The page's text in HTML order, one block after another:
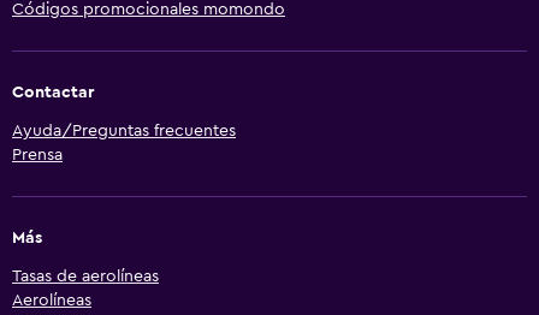
Códigos promocionales momondo
Contactar
Ayuda/Preguntas frecuentes
Prensa
Más
Tasas de aerolíneas
Aerolíneas